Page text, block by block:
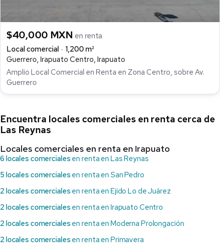
$40,000 MXN en renta
Local comercial
1,200 m²
Guerrero, Irapuato Centro, Irapuato
Amplio Local Comercial en Renta en Zona Centro, sobre Av.
Guerrero
Encuentra locales comerciales en renta cerca de
Las Reynas
Locales comerciales en renta en Irapuato
6 locales comerciales en renta en Las Reynas
5 locales comerciales en renta en San Pedro
2 locales comerciales en renta en Ejido Lo de Juárez
2 locales comerciales en renta en Irapuato Centro
2 locales comerciales en renta en Moderna Prolongación
2 locales comerciales en renta en Primavera